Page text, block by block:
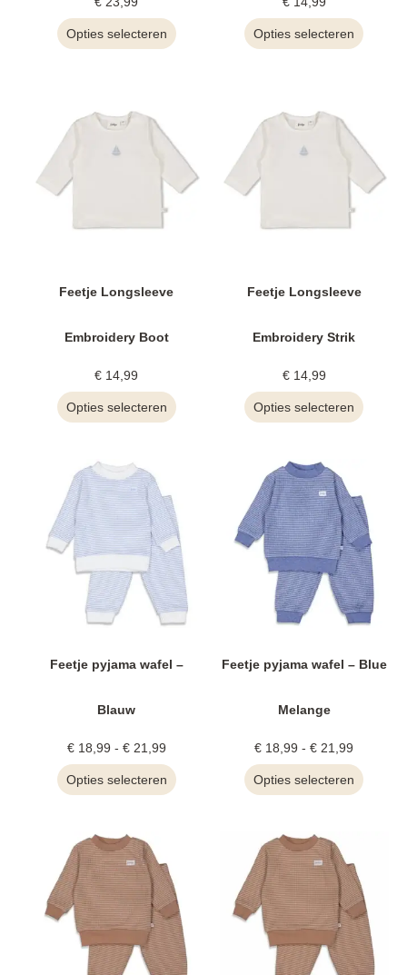
Opties selecteren Opties selecteren
Feetje Longsleeve
Embroidery Boot
€ 14,99
Opties selecteren
Feetje Longsleeve
Embroidery Strik
€14,99
Opties selecteren
Feetje pyjama wafel –
Blauw
€18,99 - €21,99
Opties selecteren
Feetje pyjama wafel – Blue
Melange
€ 18,99 - € 21,99
Opties selecteren